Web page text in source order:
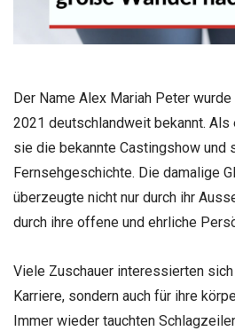
Der Name Alex Mariah Peter
2021 deutschlandweit bekannt. Als
sie die bekannte Castingshow und
Fernsehgeschichte. Die damalige
überzeugte nicht nur durch ihr
durch ihre offene und ehrliche
Viele Zuschauer interessierten
Karriere, sondern auch für ihre
Immer wieder tauchten